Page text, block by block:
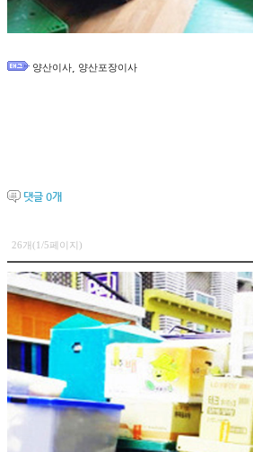
양산이사 양산포장이사
댓글 0개
26개(1/5페이지)